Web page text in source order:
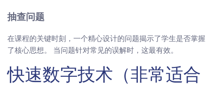
抽查问题
在课程的关键时刻，一个精心设计的问题揭示了学生是否掌握
了核心思想。 当问题针对常见的误解时，这最有效。
快速数字技术（非常适合